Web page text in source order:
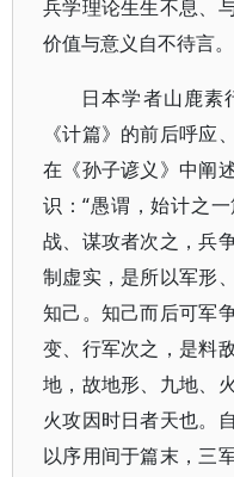
兵学理论生生不息、
价值与意义自不待言。
日本学者山鹿素
《计篇》的前后呼应
在《孙子谚义》中阐
识：“愚谓，始计之
战、谋攻者次之，兵
制虚实，是所以军形
知己。知己而后可军
变、行军次之，是料
地，故地形、九地、
火攻因时日者天也。
以序用间于篇末，三